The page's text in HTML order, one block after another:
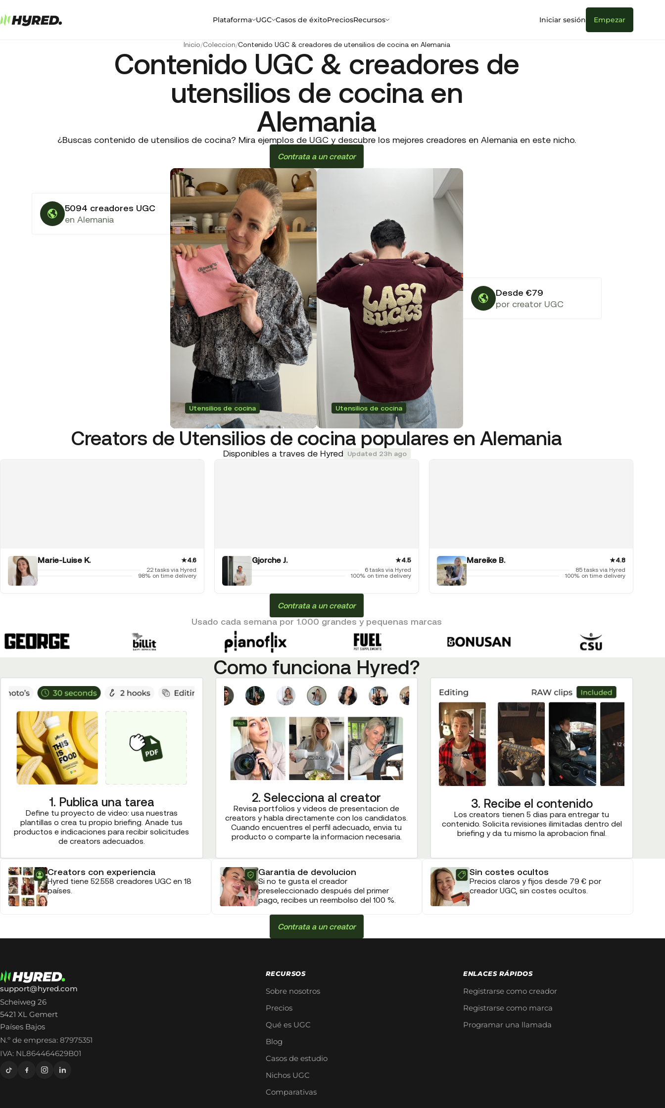
Plataforma UGC Casos de éxitoPreciosRecursos Iniciar sesión Empezar
Inicio/Coleccion/Contenido UGC & creadores de utensilios de cocina en Alemania
Contenido UGC & creadores de
utensilios de cocina en
Alemania
¿Buscas contenido de utensilios de cocina? Mira ejemplos de UGC y descubre los mejores creadores en Alemania en este nicho.
Contrata a un creator
5094 creadores UGC
en Alemania
Utensilios de cocina Utensilios de cocina
Desde €79
por creator UGC
Creators de Utensilios de cocina populares en Alemania
Disponibles a traves de Hyred Updated 23h ago
Marie-Luise K. ★4.6
22 tasks via Hyred
98% on time delivery
Gjorche J. ★4.5
6 tasks via Hyred
100% on time delivery
Mareike B. ★4.8
85 tasks via Hyred
100% on time delivery
Contrata a un creator
Usado cada semana por 1.000 grandes y pequenas marcas
Como funciona Hyred?
1. Publica una tarea
Define tu proyecto de video: usa nuestras
plantillas o crea tu propio briefing. Anade tus
productos e indicaciones para recibir solicitudes
de creators adecuados.
2. Selecciona al creator
Revisa portfolios y videos de presentacion de
creators y habla directamente con los candidatos.
Cuando encuentres el perfil adecuado, envia tu
producto o comparte la informacion necesaria.
3. Recibe el contenido
Los creators tienen 5 dias para entregar tu
contenido. Solicita revisiones ilimitadas dentro del
briefing y da tu mismo la aprobacion final.
Creators con experiencia
Hyred tiene 52.558 creadores UGC en 18
países.
Garantia de devolucion
Si no te gusta el creador
preseleccionado después del primer
pago, recibes un reembolso del 100 %.
Sin costes ocultos
Precios claros y fijos desde 79 € por
creador UGC, sin costes ocultos.
Contrata a un creator
support@hyred.com
Scheiweg 26
5421 XL Gemert
Países Bajos
N.º de empresa: 87975351
IVA: NL864464629B01
RECURSOS
Sobre nosotros
Precios
Qué es UGC
Blog
Casos de estudio
Nichos UGC
Comparativas
ENLACES RÁPIDOS
Registrarse como creador
Registrarse como marca
Programar una llamada